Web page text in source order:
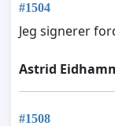
#1504
Jeg signerer
Astrid
#1508